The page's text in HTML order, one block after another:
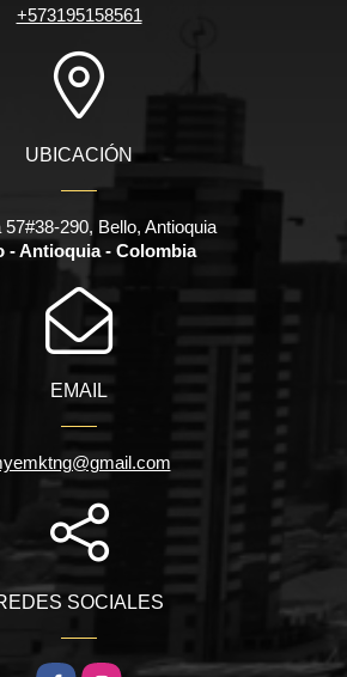
+573195158561
UBICACIÓN
57#38-290, Bello, Antioquia
- Antioquia - Colombia
EMAIL
SOCIALES